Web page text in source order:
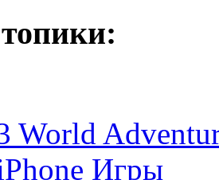
World
Игры